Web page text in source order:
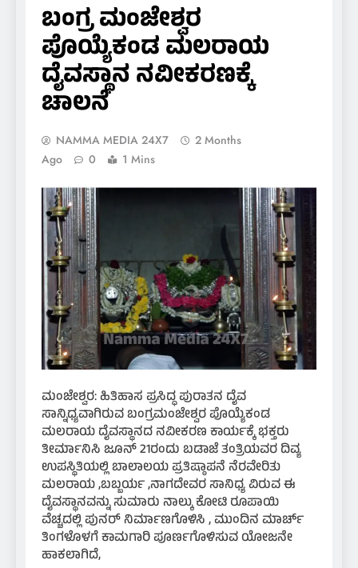
ಬಂಗ್ರ ಮಂಜೇಶ್ವರ
ಪೊಯ್ಯೆಕಂಡ ಮಲರಾಯ
ದೈವಸ್ಥಾನ ನವೀಕರಣಕ್ಕೆ
ಚಾಲನೆ
NAMMA MEDIA 24X7
2 Months
Ago
0 1 Mins
ಮಂಜೇಶ್ವರ: ಹಿತಿಹಾಸ ಪ್ರಸಿದ್ಧ ಪುರಾತನ ದೈವ
ಸಾನ್ನಿಧ್ಯವಾಗಿರುವ ಬಂಗ್ರಮಂಜೇಶ್ವರ ಪೊಯ್ಯೆಕಂಡ
ಮಲರಾಯ ದೈವಸ್ಥಾನದ ನವೀಕರಣ ಕಾರ್ಯಕ್ಕೆ ಭಕ್ತರು
ತೀರ್ಮಾನಿಸಿ ಜೂನ್ 21ರಂದು ಬಡಾಜೆ ತಂತ್ರಿಯವರ ದಿವ್ಯ
ಉಪಸ್ಥಿತಿಯಲ್ಲಿ ಬಾಲಾಲಯ ಪ್ರತಿಷ್ಠಾಪನೆ ನೆರವೇರಿತು
ಮಲರಾಯ ,ಬಬ್ಬರ್ಯ ,ನಾಗದೇವರ ಸಾನಿಧ್ಯ ವಿರುವ ಈ
ದೈವಸ್ಥಾನವನ್ನು ಸುಮಾರು ನಾಲ್ಕು ಕೋಟಿ ರೂಪಾಯಿ
ವೆಚ್ಚದಲ್ಲಿ ಪುನರ್ ನಿರ್ಮಾಣಗೊಳಿಸಿ , ಮುಂದಿನ ಮಾರ್ಚ್
ತಿಂಗಳೊಳಗೆ ಕಾಮಗಾರಿ ಪೂರ್ಣಗೊಳಿಸುವ ಯೋಜನೇ
ಹಾಕಲಾಗಿದೆ,